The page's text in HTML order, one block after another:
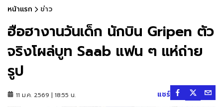
หน้าแรก ข่าว
ฮือฮางานวันเด็ก นักบิน Gripen ตัว
จริงโผล่บูท Saab แฟน ๆ แห่ถ่าย
รูป
11 ม.ค. 2569 | 18:55 น. แชร์